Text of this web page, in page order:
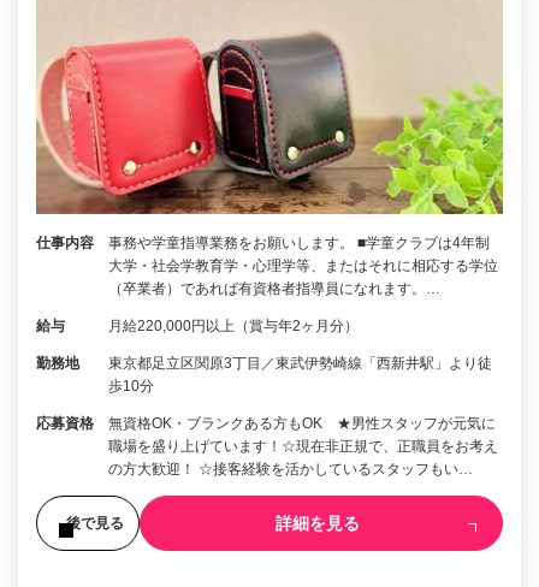
仕事内容
事務や学童指導業務をお願いします。 ■学童クラブは4年制
大学・社会学教育学・心理学等、またはそれに相応する学位
（卒業者）であれば有資格者指導員になれます。…
給与 月給220,000円以上（賞与年2ヶ月分）
勤務地
東京都足立区関原3丁目／東武伊勢崎線「西新井駅」より徒
歩10分
応募資格
無資格OK・ブランクある方もOK ★男性スタッフが元気に
職場を盛り上げています！☆現在非正規で、正職員をお考え
の方大歓迎！ ☆接客経験を活かしているスタッフもい…
後で見る 詳細を見る